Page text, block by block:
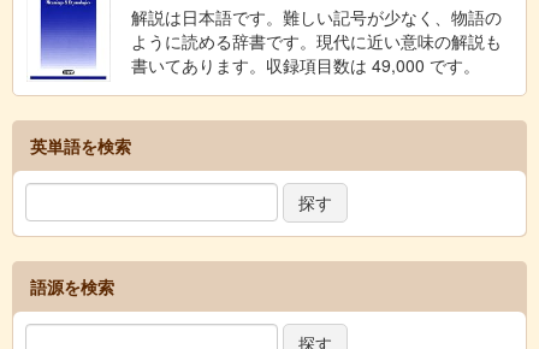
解説は日本語です。難しい記号が少なく、物語の
ように読める辞書です。現代に近い意味の解説も
書いてあります。収録項目数は 49,000 です。
英単語を検索
語源を検索